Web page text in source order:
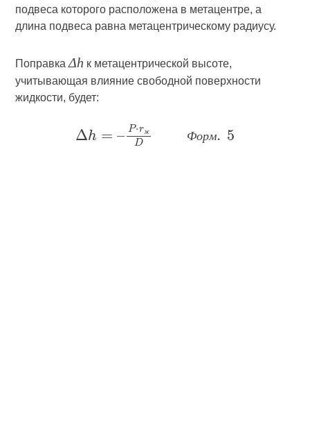
подвеса которого расположена в метацентре, а
длина подвеса равна метацентрическому радиусу.
ПоправкаΔh к метацентрической высоте,
учитывающая влияние свободной поверхности
жидкости, будет:
ж
Ф орм